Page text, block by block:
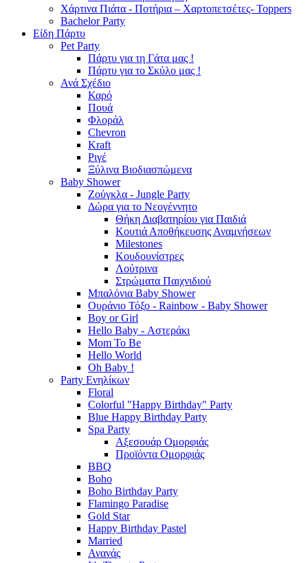
Χάρτινα Πιάτα - Ποτήρια – Χαρτοπετσέτες- Toppers
Bachelor Party
Είδη Πάρτυ
Pet Party
Πάρτυ για τη Γάτα μας !
Πάρτυ για το Σκύλο μας !
Ανά Σχέδιο
Καρό
Πουά
Φλοράλ
Chevron
Kraft
Ριγέ
Ξύλινα Βιοδιασπώμενα
Baby Shower
Ζούγκλα - Jungle Party
Δώρα για το Νεογέννητο
Θήκη Διαβατηρίου για Παιδιά
Κουτιά Αποθήκευσης Αναμνήσεων
Milestones
Κουδουνίστρες
Λούτρινα
Στρώματα Παιχνιδιού
Μπαλόνια Baby Shower
Ουράνιο Τόξο - Rainbow - Baby Shower
Boy or Girl
Hello Baby - Αστεράκι
Mom To Be
Hello World
Oh Baby !
Party Ενηλίκων
Floral
Colorful "Happy Birthday" Party
Blue Happy Birthday Party
Spa Party
Αξεσουάρ Ομορφιάς
Προϊόντα Ομορφιάς
BBQ
Boho
Boho Birthday Party
Flamingo Paradise
Gold Star
Happy Birthday Pastel
Married
Ανανάς